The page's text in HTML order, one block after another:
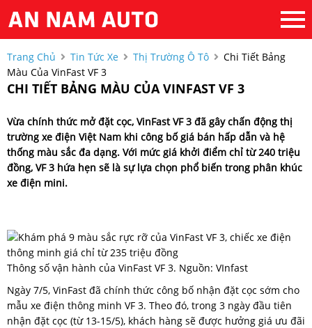
Trang Chủ Tin Tức Xe Thị Trường Ô Tô
Chi Tiết Bảng
Màu Của VinFast VF 3
CHI TIẾT BẢNG MÀU CỦA VINFAST VF 3
Vừa chính thức mở đặt cọc, VinFast VF 3 đã gây chấn động thị
trường xe điện Việt Nam khi công bố giá bán hấp dẫn và hệ
thống màu sắc đa dạng. Với mức giá khởi điểm chỉ từ 240 triệu
đồng, VF 3 hứa hẹn sẽ là sự lựa chọn phổ biến trong phân khúc
xe điện mini.
Thông số vận hành của VinFast VF 3. Nguồn: VInfast
Ngày 7/5, VinFast đã chính thức công bố nhận đặt cọc sớm cho
mẫu xe điện thông minh VF 3. Theo đó, trong 3 ngày đầu tiên
nhận đặt cọc (từ 13-15/5), khách hàng sẽ được hưởng giá ưu đãi